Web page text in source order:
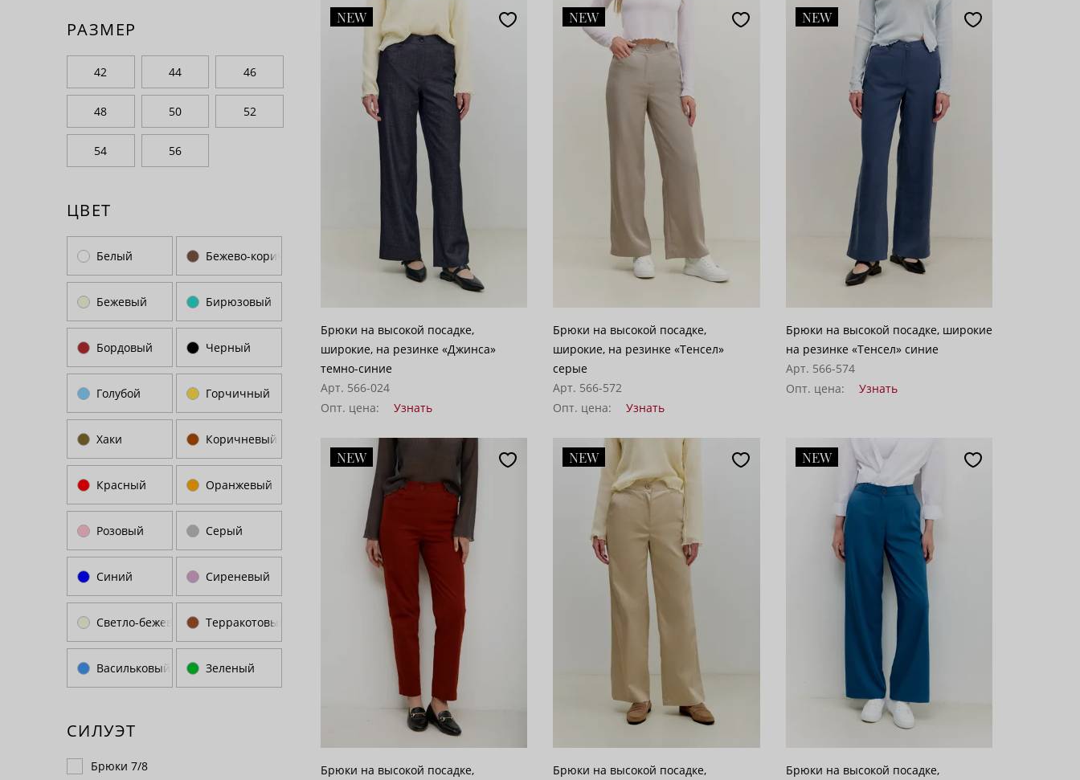
РАЗМЕР
42 44 46
48 50 52
54 56
ЦВЕТ
Белый Бежево-коричневый
Бежевый Бирюзовый
Бордовый Черный
Голубой Горчичный
Хаки Коричневый
Красный Оранжевый
Розовый Серый
Синий Сиреневый
Светло-бежевый Терракотовый
Васильковый Зеленый
СИЛУЭТ
Брюки 7/8
NEW
Брюки на высокой посадке,
широкие, на резинке «Джинса»
темно-синие
Арт. 566-024
Опт. цена:
Узнать
NEW
Брюки на высокой посадке,
широкие, на резинке «Тенсел»
серые
Арт. 566-572
Опт. цена:
Узнать
NEW
Брюки на высокой посадке, широкие
на резинке «Тенсел» синие
Арт. 566-574
Опт. цена:
Узнать
NEW
Брюки на высокой посадке,
NEW
Брюки на высокой посадке,
NEW
Брюки на высокой посадке,